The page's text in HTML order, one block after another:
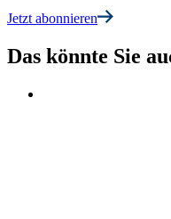
Jetzt abonnieren
Das könnte Sie